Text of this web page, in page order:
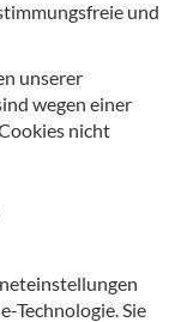
und
unserer
wegen einer
nicht
Technologie. Sie